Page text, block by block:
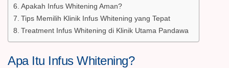
Apakah Infus Whitening Aman?
Tips Memilih Klinik Infus Whitening yang Tepat
Treatment Infus Whitening di Klinik Utama Pandawa
Apa Itu Infus Whitening?